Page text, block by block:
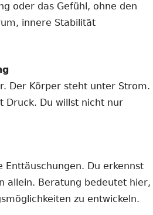
oder das Gefühl, ohne den
innere Stabilität
Der Körper steht unter Strom.
Druck. Du willst nicht nur
Enttäuschungen. Du erkennst
allein. Beratung bedeutet hier,
zu entwickeln.